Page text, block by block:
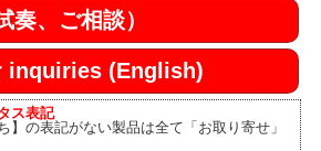
奏、ご相談）
inquiries (English)
ス表記
】の表記がない製品は全て「お取り寄せ」